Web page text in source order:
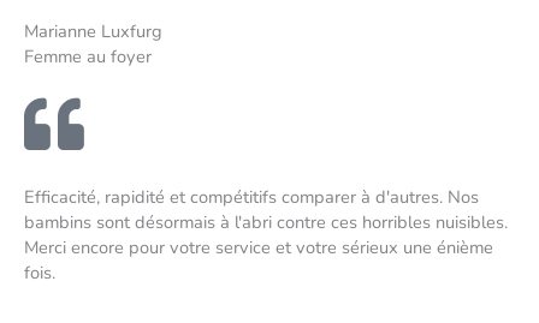
Marianne Luxfurg
Femme au foyer
Efficacité, rapidité et compétitifs comparer à d'autres. Nos
bambins sont désormais à l'abri contre ces horribles nuisibles.
Merci encore pour votre service et votre sérieux une énième
fois.